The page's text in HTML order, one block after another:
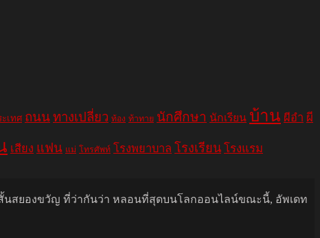
เทศ ถนนทางเปลี่ยว ท้อง ท้าทาย นักศึกษา นักเรียน บ้าน ผีอำ ผี
เสียง แฟน แม่ โทรศัพท์ โรงพยาบาล โรงเรียน โรงแรม
สั้นสยองขวัญ ที่ว่ากันว่า หลอนที่สุดบนโลกออนไลน์ขณะนี้, อัพเดท